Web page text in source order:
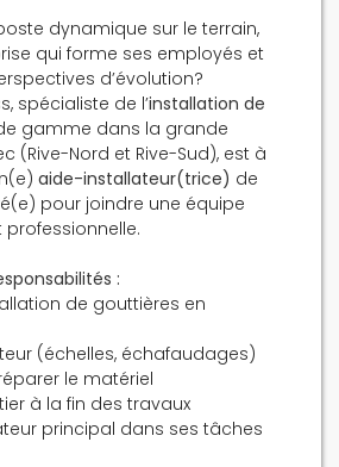
dynamique sur le terrain,
qui forme ses employés et
d’évolution?
spécialiste de l’installation de
gamme dans la grande
(Rive-Nord et Rive-Sud), est à
aide-installateur(trice) de
pour joindre une équipe
professionnelle.
:
de gouttières en
(échelles, échafaudages)
le matériel
à la fin des travaux
principal dans ses tâches